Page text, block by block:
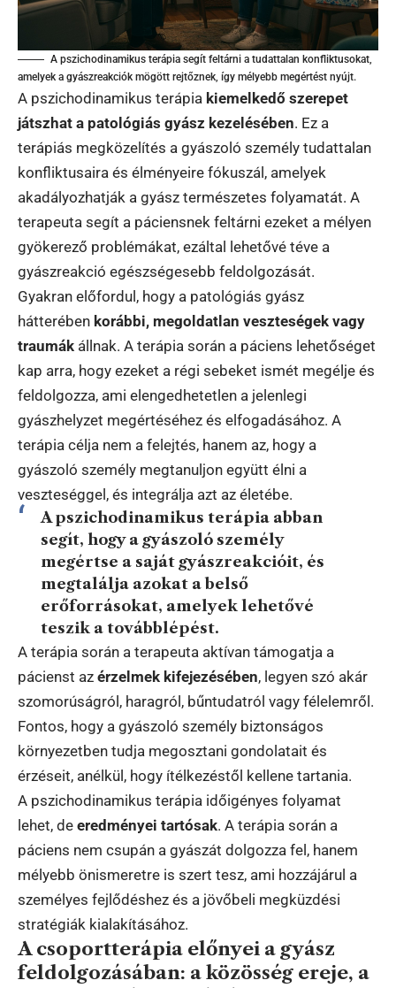
A pszichodinamikus terápia segít feltárni a tudattalan konfliktusokat,
amelyek a gyászreakciók mögött rejtőznek, így mélyebb megértést nyújt.
A pszichodinamikus terápia kiemelkedő szerepet
játszhat a patológiás gyász kezelésében. Ez a
terápiás megközelítés a gyászoló személy tudattalan
konfliktusaira és élményeire fókuszál, amelyek
akadályozhatják a gyász természetes folyamatát. A
terapeuta segít a páciensnek feltárni ezeket a mélyen
gyökerező problémákat, ezáltal lehetővé téve a
gyászreakció egészségesebb feldolgozását.
Gyakran előfordul, hogy a patológiás gyász
hátterében korábbi, megoldatlan veszteségek vagy
traumák állnak. A terápia során a páciens lehetőséget
kap arra, hogy ezeket a régi sebeket ismét megélje és
feldolgozza, ami elengedhetetlen a jelenlegi
gyászhelyzet megértéséhez és elfogadásához. A
terápia célja nem a felejtés, hanem az, hogy a
gyászoló személy megtanuljon együtt élni a
veszteséggel, és integrálja azt az életébe.
A pszichodinamikus terápia abban
segít, hogy a gyászoló személy
megértse a saját gyászreakcióit, és
megtalálja azokat a belső
erőforrásokat, amelyek lehetővé
teszik a továbblépést.
A terápia során a terapeuta aktívan támogatja a
pácienst az érzelmek kifejezésében, legyen szó akár
szomorúságról, haragról, bűntudatról vagy félelemről.
Fontos, hogy a gyászoló személy biztonságos
környezetben tudja megosztani gondolatait és
érzéseit, anélkül, hogy ítélkezéstől kellene tartania.
A pszichodinamikus terápia időigényes folyamat
lehet, de eredményei tartósak. A terápia során a
páciens nem csupán a gyászát dolgozza fel, hanem
mélyebb önismeretre is szert tesz, ami hozzájárul a
személyes fejlődéshez és a jövőbeli megküzdési
stratégiák kialakításához.
A csoportterápia előnyei a gyász
feldolgozásában: a közösség ereje, a